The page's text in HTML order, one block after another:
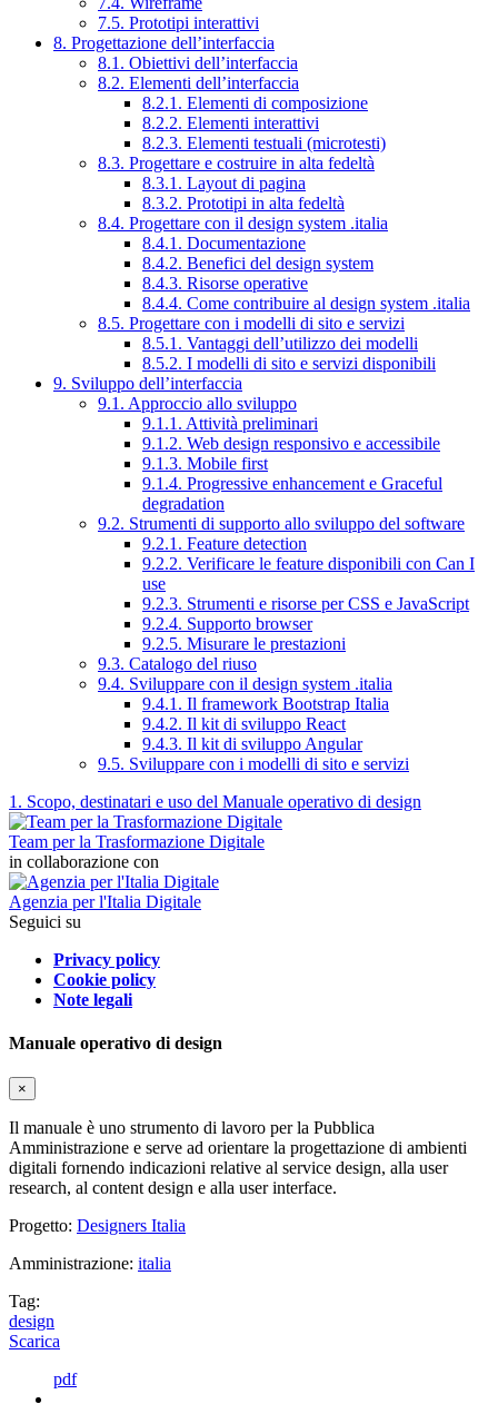
7.5. Prototipi interattivi
8. Progettazione dell’interfaccia
8.1. Obiettivi dell’interfaccia
8.2. Elementi dell’interfaccia
8.2.1. Elementi di composizione
8.2.2. Elementi interattivi
8.2.3. Elementi testuali (microtesti)
8.3. Progettare e costruire in alta fedeltà
8.3.1. Layout di pagina
8.3.2. Prototipi in alta fedeltà
8.4. Progettare con il design system .italia
8.4.1. Documentazione
8.4.2. Benefici del design system
8.4.3. Risorse operative
8.4.4. Come contribuire al design system .italia
8.5. Progettare con i modelli di sito e servizi
8.5.1. Vantaggi dell’utilizzo dei modelli
8.5.2. I modelli di sito e servizi disponibili
9. Sviluppo dell’interfaccia
9.1. Approccio allo sviluppo
9.1.1. Attività preliminari
9.1.2. Web design responsivo e accessibile
9.1.3. Mobile first
9.1.4. Progressive enhancement e Graceful
degradation
9.2. Strumenti di supporto allo sviluppo del software
9.2.1. Feature detection
9.2.2. Verificare le feature disponibili con Can I
use
9.2.3. Strumenti e risorse per CSS e JavaScript
9.2.4. Supporto browser
9.2.5. Misurare le prestazioni
9.3. Catalogo del riuso
9.4. Sviluppare con il design system .italia
9.4.1. Il framework Bootstrap Italia
9.4.2. Il kit di sviluppo React
9.4.3. Il kit di sviluppo Angular
9.5. Sviluppare con i modelli di sito e servizi
1. Scopo, destinatari e uso del Manuale operativo di design
Team per la Trasformazione Digitale
in collaborazione con
Agenzia per l'Italia Digitale
Seguici su
Privacy policy
Cookie policy
Note legali
Manuale operativo di design
×
Il manuale è uno strumento di lavoro per la Pubblica
Amministrazione e serve ad orientare la progettazione di ambienti
digitali fornendo indicazioni relative al service design, alla user
research, al content design e alla user interface.
Progetto: Designers Italia
Amministrazione: italia
Tag:
design
Scarica
pdf